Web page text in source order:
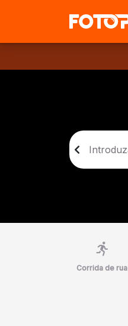
Corrida de rua